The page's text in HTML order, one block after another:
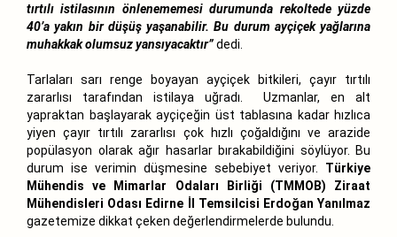
tırtılı istilasının önlenememesi durumunda rekoltede yüzde
40’a yakın bir düşüş yaşanabilir. Bu durum ayçiçek yağlarına
muhakkak olumsuz yansıyacaktır”dedi.
Tarlaları sarı renge boyayan ayçiçek bitkileri, çayır tırtılı
zararlısı tarafından istilaya uğradı. Uzmanlar, en alt
yapraktan başlayarak ayçiçeğin üst tablasına kadar hızlıca
yiyen çayır tırtılı zararlısı çok hızlı çoğaldığını ve arazide
popülasyon olarak ağır hasarlar bırakabildiğini söylüyor. Bu
durum ise verimin düşmesine sebebiyet veriyor. Türkiye
Mühendis ve Mimarlar Odaları Birliği (TMMOB) Ziraat
Mühendisleri Odası Edirne İl Temsilcisi Erdoğan Yanılmaz
gazetemize dikkat çeken değerlendirmelerde bulundu.